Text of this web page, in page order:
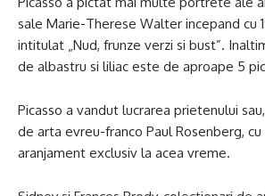
sale Marie-Therese Walter incepand cu
intitulat „Nud, frunze verzi si bust”.
de albastru si liliac este de aproape 5
Picasso a vandut lucrarea prietenului
de arta evreu-franco Paul Rosenberg, cu
aranjament exclusiv la acea vreme.